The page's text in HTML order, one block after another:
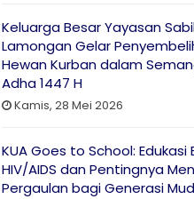
Keluarga Besar Yayasan
Lamongan Gelar
Hewan Kurban dalam
Adha 1447 H
Kamis, 28 Mei 2026
KUA Goes to School: Edukasi
HIV/AIDS dan Pentingnya
Pergaulan bagi Generasi